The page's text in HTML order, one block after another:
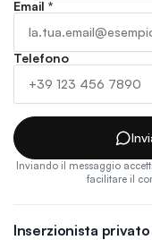
Email *
Telefono
Inviando il messaggio
facilitare il
Inserzionista privato